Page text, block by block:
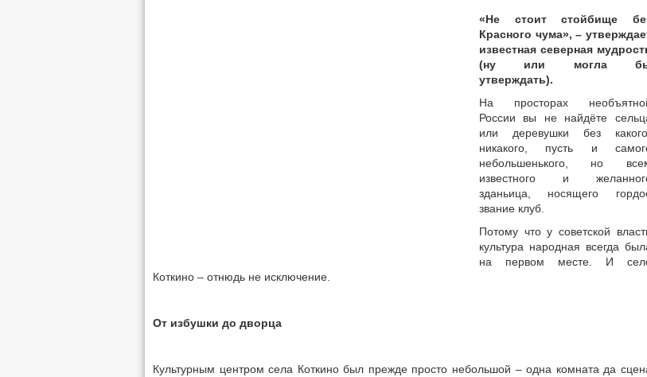
«Не стоит стойбище
Красного чума», –
известная северная
(ну или могла
утверждать).
На просторах
России вы не найдёте
или деревушки без
никакого, пусть и
небольшенького, но
известного и
зданьица, носящего
звание клуб.
Потому что у советской
культура народная всегда
на первом месте. И
Коткино – отнюдь не исключение.
От избушки до дворца
Культурным центром села Коткино был прежде просто небольшой – одна комната да